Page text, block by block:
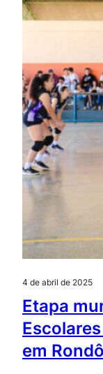
4 de abril de 2025
Etapa
em